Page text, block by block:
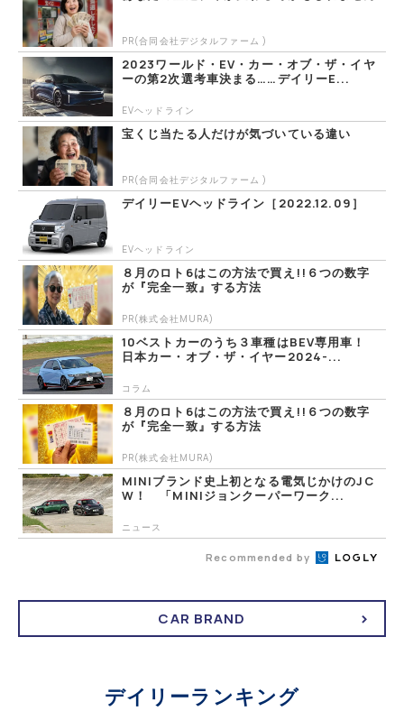
PR(合同会社デジタルファーム )
2023ワールド・EV・カー・オブ・ザ・イヤ
ーの第2次選考車決まる……デイリーE...
EVヘッドライン
宝くじ当たる人だけが気づいている違い
PR(合同会社デジタルファーム )
デイリーEVヘッドライン［2022.12.09］
EVヘッドライン
８月のロト6はこの方法で買え!!６つの数字
が『完全一致』する方法
PR(株式会社MURA)
10ベストカーのうち３車種はBEV専用車！
日本カー・オブ・ザ・イヤー2024-...
コラム
８月のロト6はこの方法で買え!!６つの数字
が『完全一致』する方法
PR(株式会社MURA)
MINIブランド史上初となる電気じかけのJC
W！ 「MINIジョンクーパーワーク...
ニュース
Recommended by
CAR BRAND
デイリーランキング